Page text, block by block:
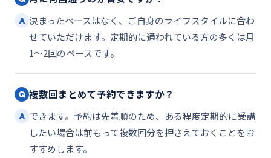
A 決まったペースはなく、ご自身のライフスタイルに合わ
せていただけます。定期的に通われている方の多くは月
1〜2回のペースです。
Q 複数回まとめて予約できますか？
A できます。予約は先着順のため、ある程度定期的に受講
したい場合は前もって複数回分を押さえておくことをお
すすめします。